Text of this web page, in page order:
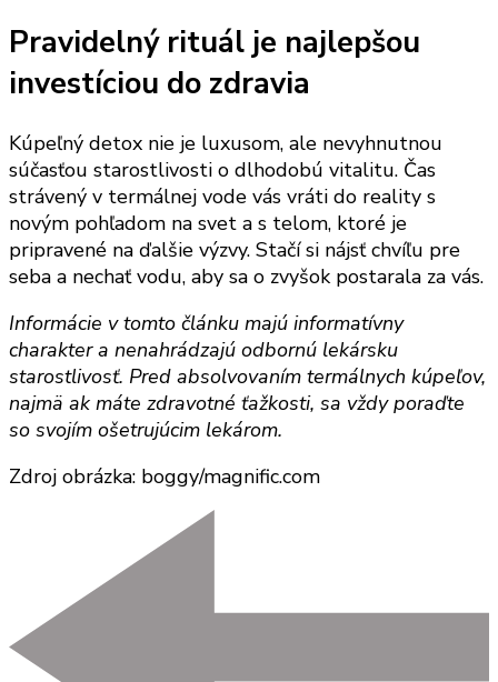
Pravidelný rituál je najlepšou
investíciou do zdravia
Kúpeľný detox nie je luxusom, ale nevyhnutnou
súčasťou starostlivosti o dlhodobú vitalitu. Čas
strávený v termálnej vode vás vráti do reality s
novým pohľadom na svet a s telom, ktoré je
pripravené na ďalšie výzvy. Stačí si nájsť chvíľu pre
seba a nechať vodu, aby sa o zvyšok postarala za vás.
Informácie v tomto článku majú informatívny
charakter a nenahrádzajú odbornú lekársku
starostlivosť. Pred absolvovaním termálnych kúpeľov,
najmä ak máte zdravotné ťažkosti, sa vždy poraďte
so svojím ošetrujúcim lekárom.
Zdroj obrázka: boggy/magnific.com